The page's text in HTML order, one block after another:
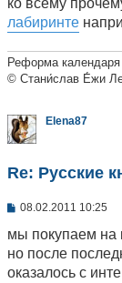
ко всему
лабиринте
Реформа календаря
© Стани́слав Е́жи
Elena87
Re: Русские
С
о
щ
е
08.02.2011 10:25
мы покупаем на
но после
оказалось с